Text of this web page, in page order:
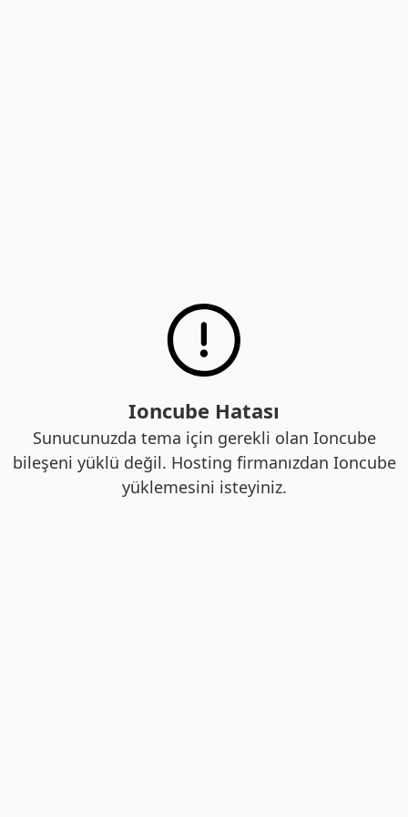
Ioncube Hatası
Sunucunuzda tema için gerekli olan Ioncube
bileşeni yüklü değil. Hosting firmanızdan Ioncube
yüklemesini isteyiniz.